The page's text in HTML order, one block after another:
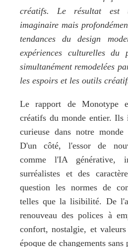
créatifs. Le résultat est
imaginaire mais
tendances du design
expériences culturelles du
simultanément remodelées
les espoirs et les outils
Le rapport de Monotype
créatifs du monde entier. Ils
curieuse dans notre
D'un côté, l'essor de
comme l'IA générative,
surréalistes et des
question les normes de
telles que la lisibilité. De
renouveau des polices à
confort, nostalgie, et
époque de changements sans